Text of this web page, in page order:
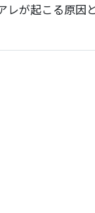
が起こる原因と